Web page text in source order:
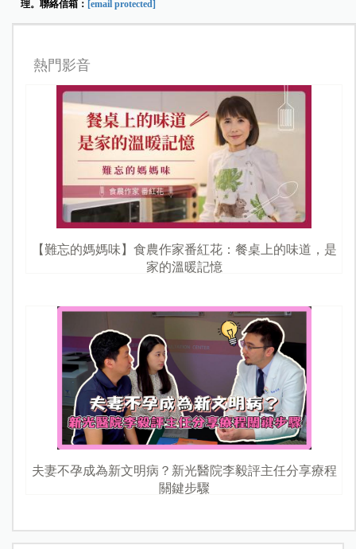
理。聯絡信箱： [email protected]
熱門影音
【難忘的媽媽味】食農作家番紅花：餐桌上的味道，是
家的溫暖記憶
夫妻不孕成為新文明病？新光醫院李毅評主任分享療程
關鍵步驟